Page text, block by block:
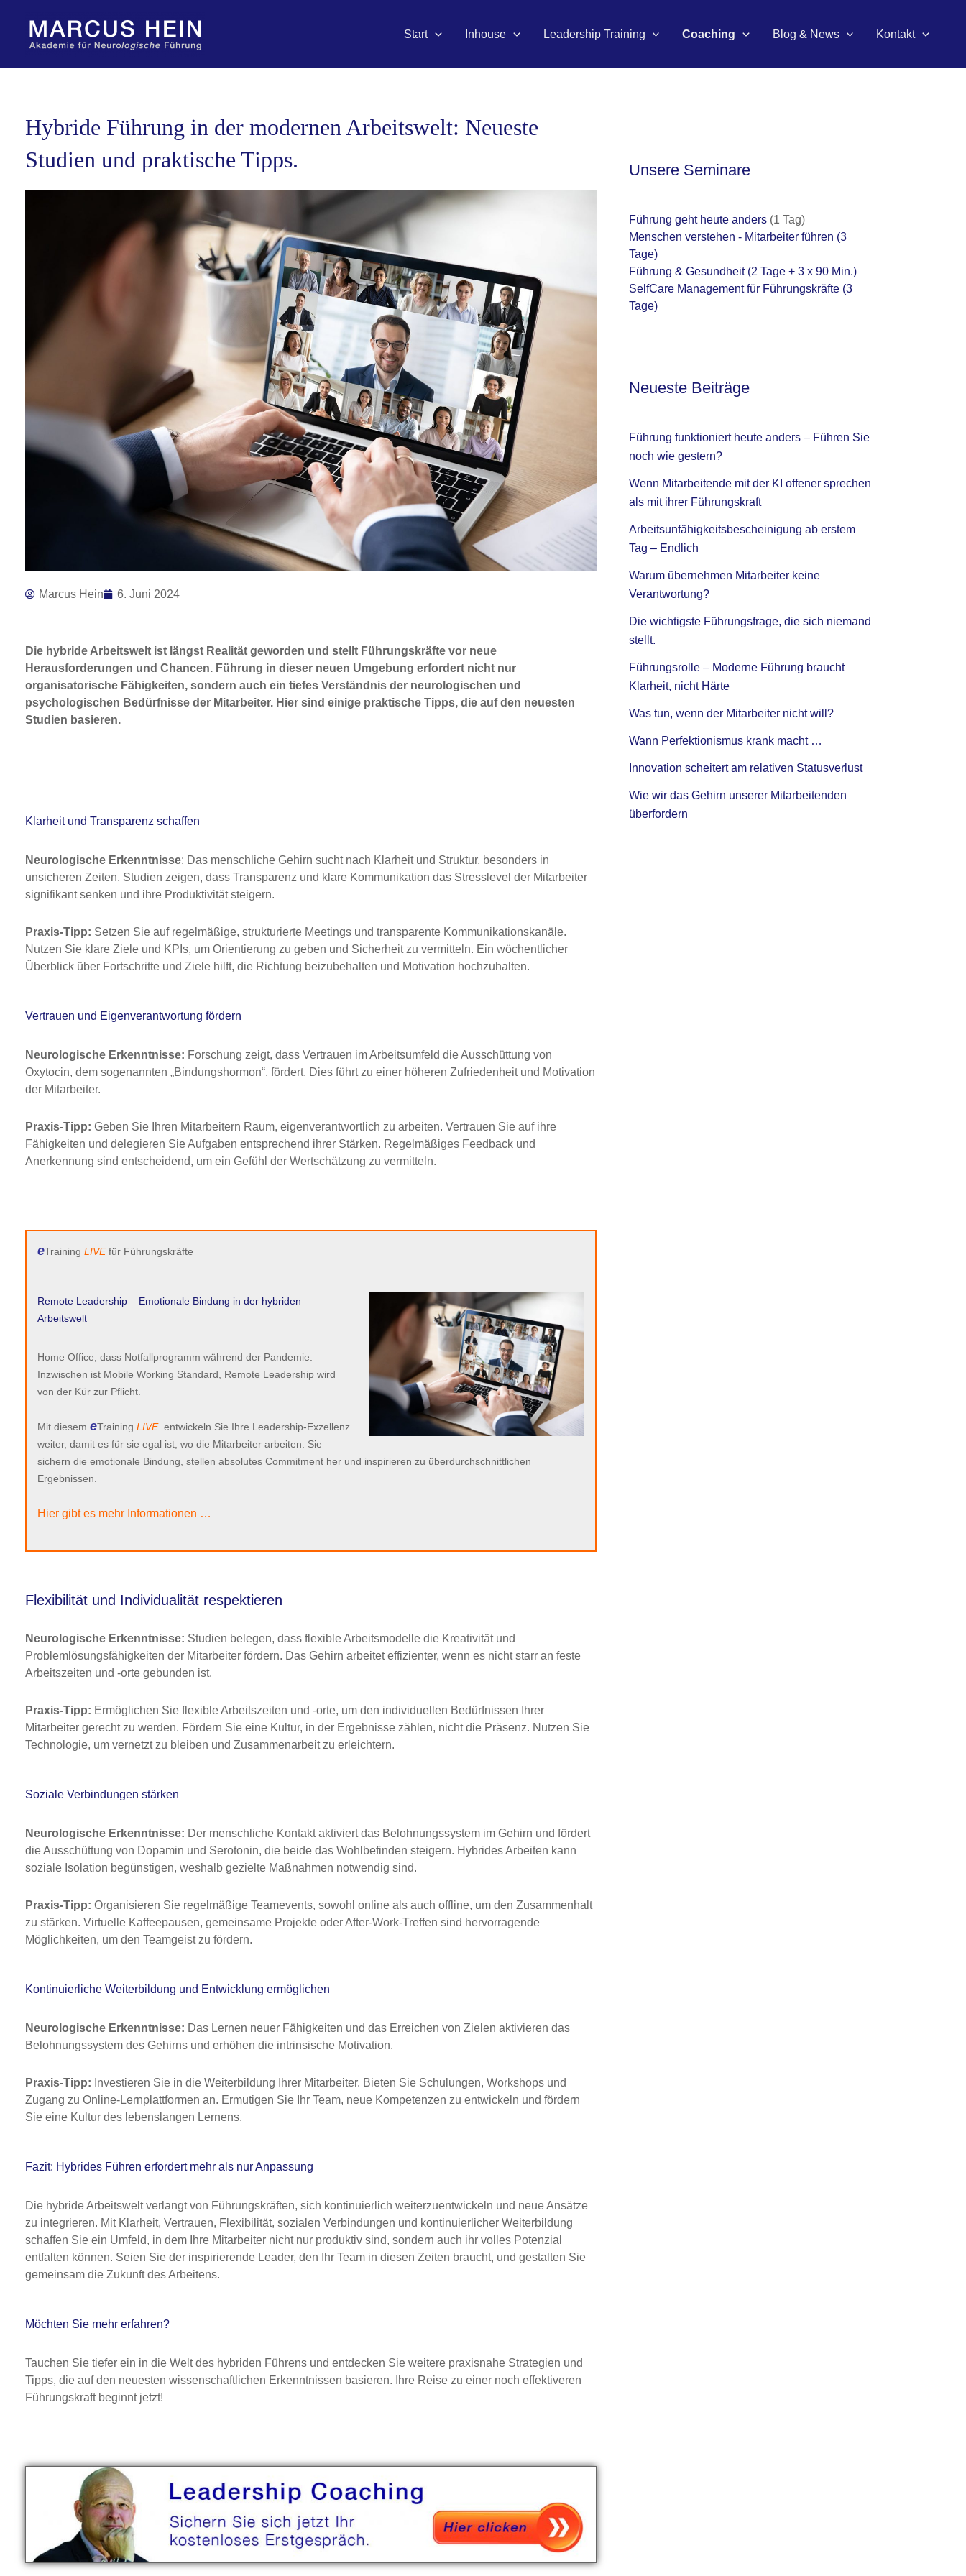
springen
Start Inhouse Leadership Training Coaching Blog & News Kontakt
Hybride Führung in der modernen Arbeitswelt: Neueste
Studien und praktische Tipps.
Marcus Hein 6. Juni 2024
Die hybride Arbeitswelt ist längst Realität geworden und stellt Führungskräfte vor neue
Herausforderungen und Chancen. Führung in dieser neuen Umgebung erfordert nicht nur
organisatorische Fähigkeiten, sondern auch ein tiefes Verständnis der neurologischen und
psychologischen Bedürfnisse der Mitarbeiter. Hier sind einige praktische Tipps, die auf den neuesten
Studien basieren.
Klarheit und Transparenz schaffen
Neurologische Erkenntnisse: Das menschliche Gehirn sucht nach Klarheit und Struktur, besonders in
unsicheren Zeiten. Studien zeigen, dass Transparenz und klare Kommunikation das Stresslevel der Mitarbeiter
signifikant senken und ihre Produktivität steigern.
Praxis-Tipp: Setzen Sie auf regelmäßige, strukturierte Meetings und transparente Kommunikationskanäle.
Nutzen Sie klare Ziele und KPIs, um Orientierung zu geben und Sicherheit zu vermitteln. Ein wöchentlicher
Überblick über Fortschritte und Ziele hilft, die Richtung beizubehalten und Motivation hochzuhalten.
Vertrauen und Eigenverantwortung fördern
Neurologische Erkenntnisse: Forschung zeigt, dass Vertrauen im Arbeitsumfeld die Ausschüttung von
Oxytocin, dem sogenannten „Bindungshormon“, fördert. Dies führt zu einer höheren Zufriedenheit und Motivation
der Mitarbeiter.
Praxis-Tipp: Geben Sie Ihren Mitarbeitern Raum, eigenverantwortlich zu arbeiten. Vertrauen Sie auf ihre
Fähigkeiten und delegieren Sie Aufgaben entsprechend ihrer Stärken. Regelmäßiges Feedback und
Anerkennung sind entscheidend, um ein Gefühl der Wertschätzung zu vermitteln.
eTraining LIVEfür Führungskräfte
Remote Leadership – Emotionale Bindung in der hybriden
Arbeitswelt
Home Office, dass Notfallprogramm während der Pandemie.
Inzwischen ist Mobile Working Standard, Remote Leadership wird
von der Kür zur Pflicht.
Mit diesem eTraining LIVE entwickeln Sie Ihre Leadership-Exzellenz
weiter, damit es für sie egal ist, wo die Mitarbeiter arbeiten. Sie
sichern die emotionale Bindung, stellen absolutes Commitment her und inspirieren zu überdurchschnittlichen
Ergebnissen.
Hier gibt es mehr Informationen …
Flexibilität und Individualität respektieren
Neurologische Erkenntnisse: Studien belegen, dass flexible Arbeitsmodelle die Kreativität und
Problemlösungsfähigkeiten der Mitarbeiter fördern. Das Gehirn arbeitet effizienter, wenn es nicht starr an feste
Arbeitszeiten und -orte gebunden ist.
Praxis-Tipp: Ermöglichen Sie flexible Arbeitszeiten und -orte, um den individuellen Bedürfnissen Ihrer
Mitarbeiter gerecht zu werden. Fördern Sie eine Kultur, in der Ergebnisse zählen, nicht die Präsenz. Nutzen Sie
Technologie, um vernetzt zu bleiben und Zusammenarbeit zu erleichtern.
Soziale Verbindungen stärken
Neurologische Erkenntnisse: Der menschliche Kontakt aktiviert das Belohnungssystem im Gehirn und fördert
die Ausschüttung von Dopamin und Serotonin, die beide das Wohlbefinden steigern. Hybrides Arbeiten kann
soziale Isolation begünstigen, weshalb gezielte Maßnahmen notwendig sind.
Praxis-Tipp: Organisieren Sie regelmäßige Teamevents, sowohl online als auch offline, um den Zusammenhalt
zu stärken. Virtuelle Kaffeepausen, gemeinsame Projekte oder After-Work-Treffen sind hervorragende
Möglichkeiten, um den Teamgeist zu fördern.
Kontinuierliche Weiterbildung und Entwicklung ermöglichen
Neurologische Erkenntnisse: Das Lernen neuer Fähigkeiten und das Erreichen von Zielen aktivieren das
Belohnungssystem des Gehirns und erhöhen die intrinsische Motivation.
Praxis-Tipp: Investieren Sie in die Weiterbildung Ihrer Mitarbeiter. Bieten Sie Schulungen, Workshops und
Zugang zu Online-Lernplattformen an. Ermutigen Sie Ihr Team, neue Kompetenzen zu entwickeln und fördern
Sie eine Kultur des lebenslangen Lernens.
Fazit: Hybrides Führen erfordert mehr als nur Anpassung
Die hybride Arbeitswelt verlangt von Führungskräften, sich kontinuierlich weiterzuentwickeln und neue Ansätze
zu integrieren. Mit Klarheit, Vertrauen, Flexibilität, sozialen Verbindungen und kontinuierlicher Weiterbildung
schaffen Sie ein Umfeld, in dem Ihre Mitarbeiter nicht nur produktiv sind, sondern auch ihr volles Potenzial
entfalten können. Seien Sie der inspirierende Leader, den Ihr Team in diesen Zeiten braucht, und gestalten Sie
gemeinsam die Zukunft des Arbeitens.
Möchten Sie mehr erfahren?
Tauchen Sie tiefer ein in die Welt des hybriden Führens und entdecken Sie weitere praxisnahe Strategien und
Tipps, die auf den neuesten wissenschaftlichen Erkenntnissen basieren. Ihre Reise zu einer noch effektiveren
Führungskraft beginnt jetzt!
Unsere Seminare
Führung geht heute anders (1 Tag)
Menschen verstehen - Mitarbeiter führen (3
Tage)
Führung & Gesundheit(2 Tage + 3 x 90 Min.)
SelfCare Management für Führungskräfte (3
Tage)
Neueste Beiträge
Führung funktioniert heute anders – Führen Sie
noch wie gestern?
Wenn Mitarbeitende mit der KI offener sprechen
als mit ihrer Führungskraft
Arbeitsunfähigkeitsbescheinigung ab erstem
Tag – Endlich
Warum übernehmen Mitarbeiter keine
Verantwortung?
Die wichtigste Führungsfrage, die sich niemand
stellt.
Führungsrolle – Moderne Führung braucht
Klarheit, nicht Härte
Was tun, wenn der Mitarbeiter nicht will?
Wann Perfektionismus krank macht …
Innovation scheitert am relativen Statusverlust
Wie wir das Gehirn unserer Mitarbeitenden
überfordern